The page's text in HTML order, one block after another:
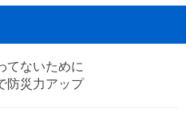
てないために
防災力アップ